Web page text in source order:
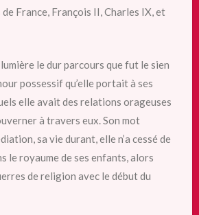
France, François II, Charles IX, et
le dur parcours que fut le sien
possessif qu’elle portait à ses
elle avait des relations orageuses
à travers eux. Son mot
sa vie durant, elle n’a cessé de
le royaume de ses enfants, alors
de religion avec le début du